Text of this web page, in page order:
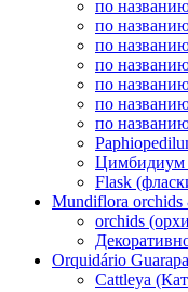
по
по
по
по
по
по
по
Цимбидиум
Flask
Mundiflora orchids
orchids
Orquidário
Cattleya